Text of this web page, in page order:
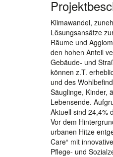
Klimawandel,
Lösungsansätze
Räume und
den hohen Anteil
Gebäude- und
können z.T.
und des
Säuglinge, Kinder,
Lebensende.
Aktuell sind 24,4%
Vor dem
urbanen Hitze
Care“ mit
Pflege- und